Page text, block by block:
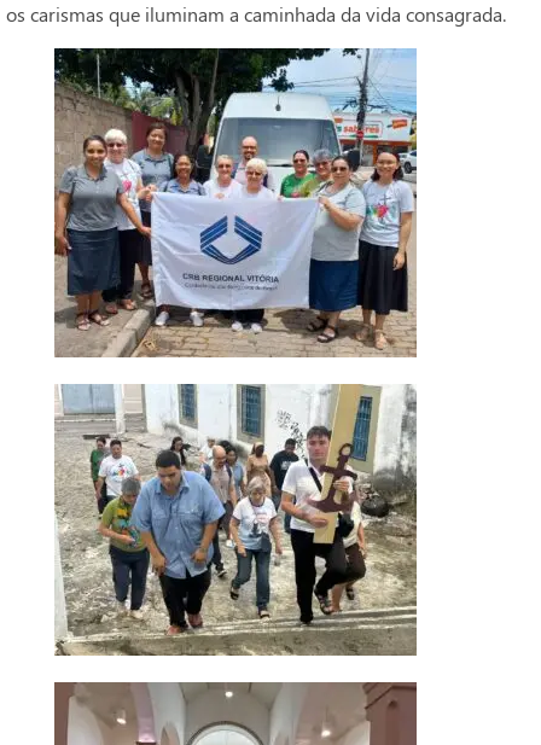
os carismas que iluminam a caminhada da vida consagrada.